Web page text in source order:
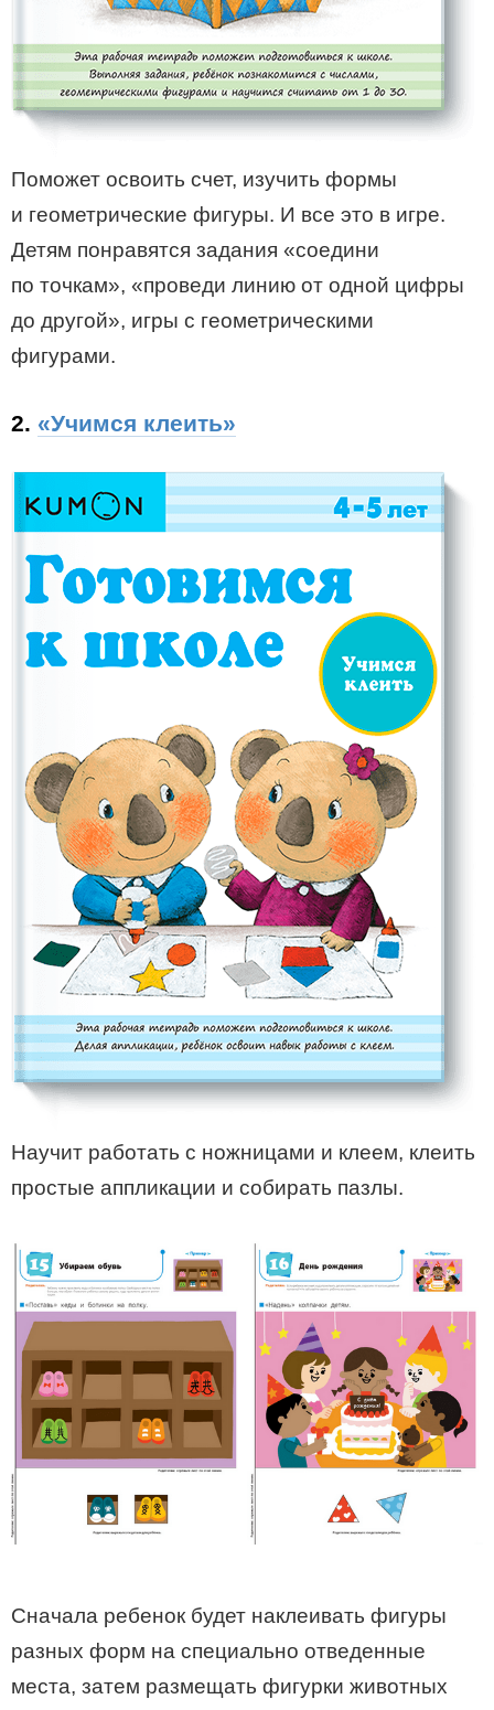
Поможет освоить счет, изучить формы
и геометрические фигуры. И все это в игре.
Детям понравятся задания «соедини
по точкам», «проведи линию от одной цифры
до другой», игры с геометрическими
фигурами.
2. «Учимся клеить»
Научит работать с ножницами и клеем, клеить
простые аппликации и собирать пазлы.
Сначала ребенок будет наклеивать фигуры
разных форм на специально отведенные
места, затем размещать фигурки животных